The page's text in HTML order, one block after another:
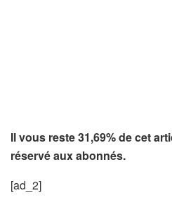
Il vous reste 31,69% de cet
réservé aux abonnés.
[ad_2]